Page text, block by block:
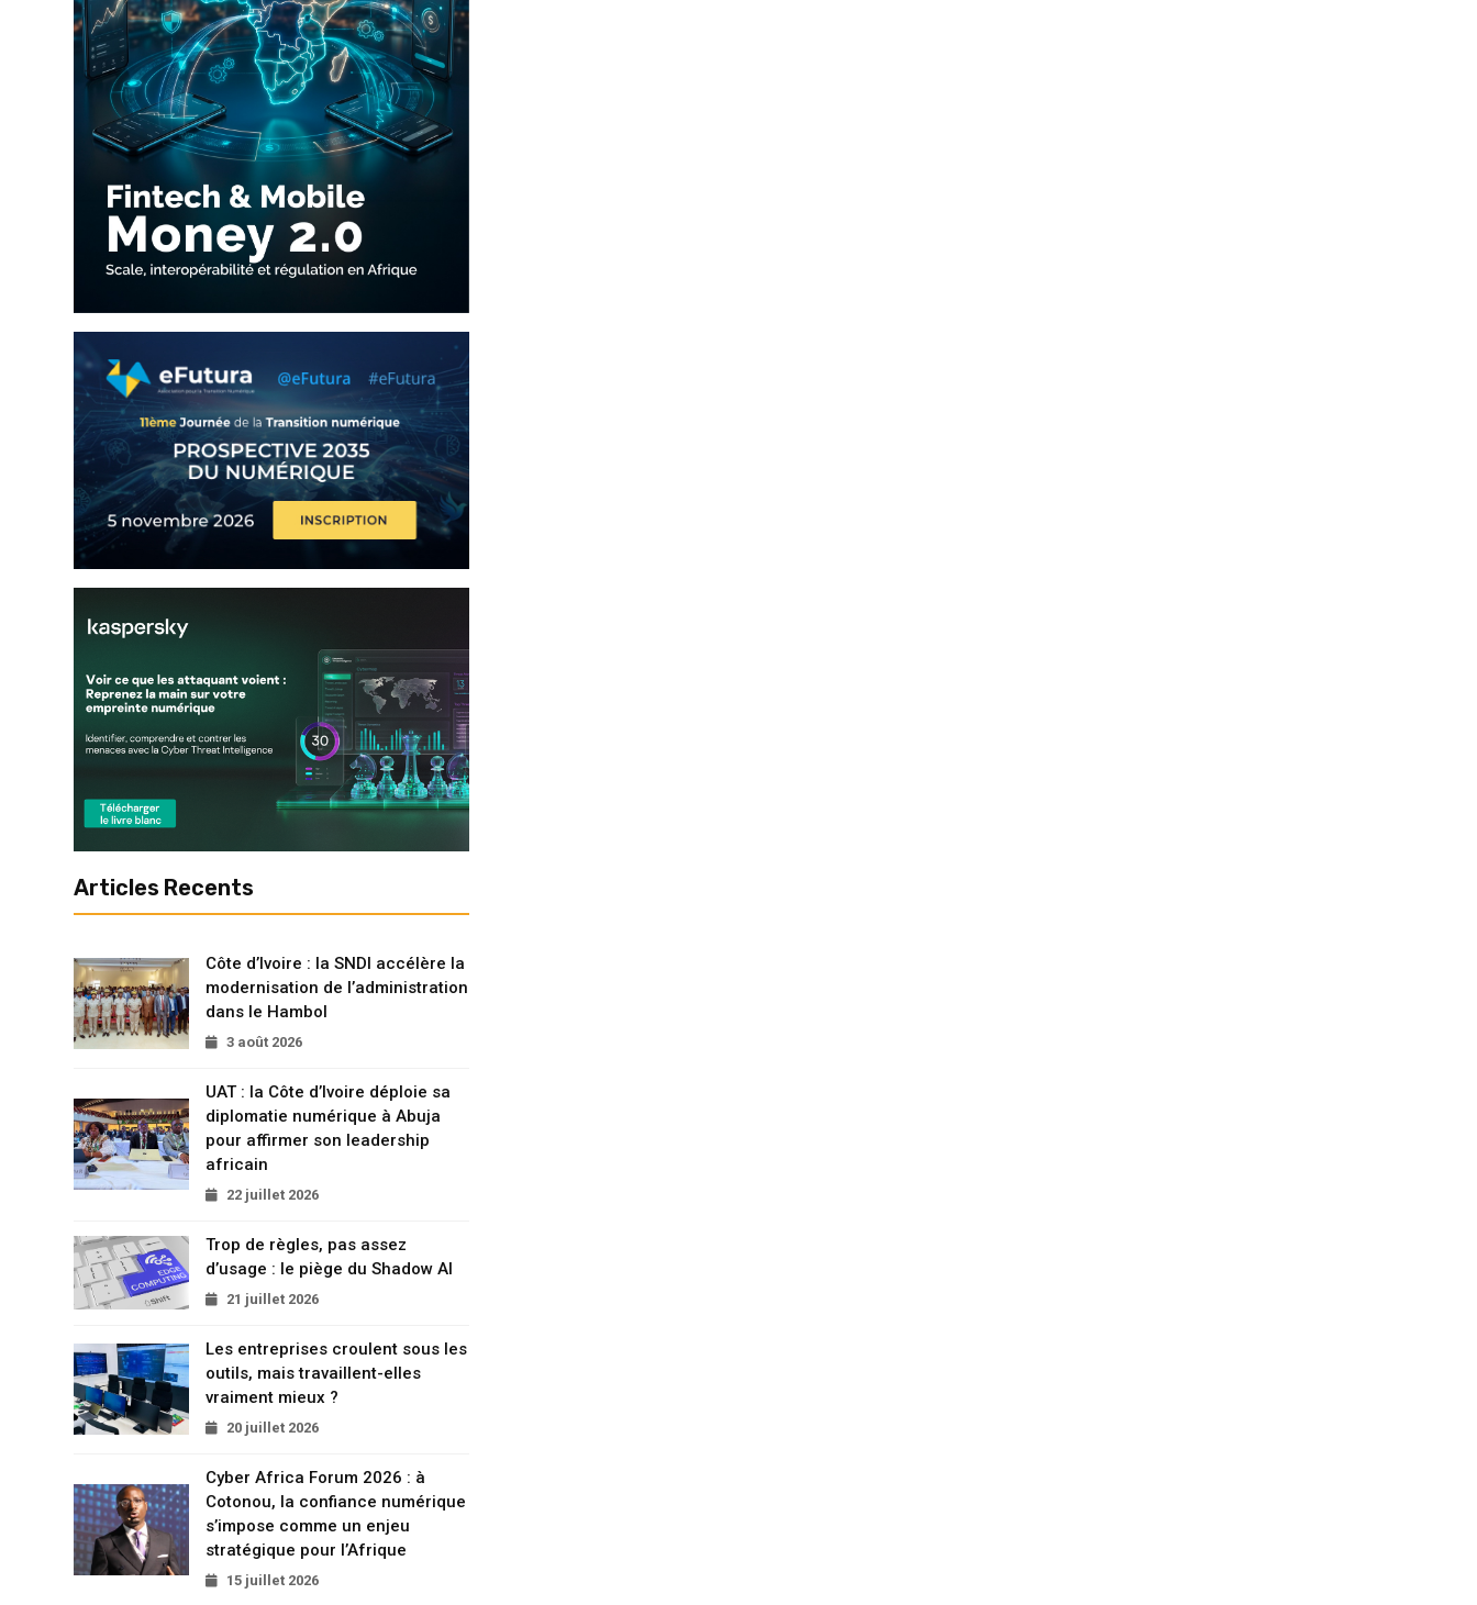
Articles Recents
Côte d’Ivoire : la SNDI accélère la
modernisation de l’administration
dans le Hambol
3 août 2026
UAT : la Côte d’Ivoire déploie sa
diplomatie numérique à Abuja
pour affirmer son leadership
africain
22 juillet 2026
Trop de règles, pas assez
d’usage : le piège du Shadow AI
21 juillet 2026
Les entreprises croulent sous les
outils, mais travaillent-elles
vraiment mieux ?
20 juillet 2026
Cyber Africa Forum 2026 : à
Cotonou, la confiance numérique
s’impose comme un enjeu
stratégique pour l’Afrique
15 juillet 2026